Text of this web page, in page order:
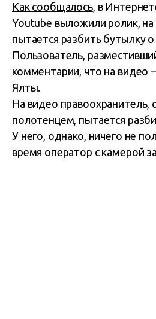
Как сообщалось, в
Youtube выложили ролик,
пытается разбить бутылку о
Пользователь,
комментарии, что на видео
Ялты.
На видео правоохранитель,
полотенцем, пытается
У него, однако, ничего не
время оператор с камерой